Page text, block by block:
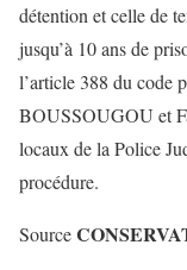
détention et celle de
jusqu’à 10 ans de
l’article 388 du
BOUSSOUGOU et
locaux de la Police
procédure.
Source